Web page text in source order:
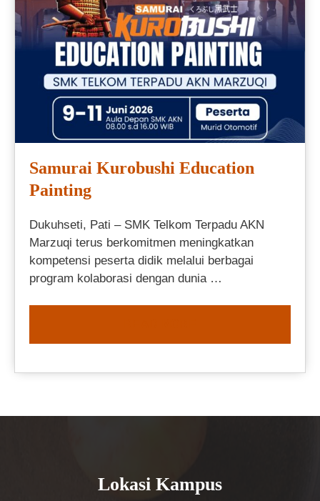
Samurai Kurobushi Education
Painting
Dukuhseti, Pati – SMK Telkom Terpadu AKN
Marzuqi terus berkomitmen meningkatkan
kompetensi peserta didik melalui berbagai
program kolaborasi dengan dunia …
Lokasi Kampus